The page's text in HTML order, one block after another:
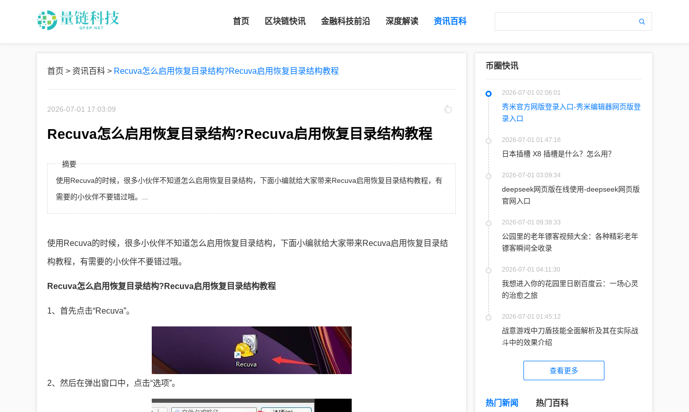
首页 区块链快讯 金融科技前沿 深度解读 资讯百科
首页 > 资讯百科 > Recuva怎么启用恢复目录结构?Recuva启用恢复目录结构教程
2026-07-01 17:03:09
Recuva怎么启用恢复目录结构?Recuva启用恢复目录结构教程
摘要
使用Recuva的时候，很多小伙伴不知道怎么启用恢复目录结构，下面小编就给大家带来Recuva启用恢复目录结构教程，有
需要的小伙伴不要错过哦。...
使用Recuva的时候，很多小伙伴不知道怎么启用恢复目录结构，下面小编就给大家带来Recuva启用恢复目录结
构教程，有需要的小伙伴不要错过哦。
Recuva怎么启用恢复目录结构?Recuva启用恢复目录结构教程
1、首先点击“Recuva”。
2、然后在弹出窗口中，点击“选项”。
币圈快讯
2026-07-01 02:06:01
秀米官方网版登录入口-秀米编辑器网页版登
录入口
2026-07-01 01:47:16
日本插槽 X8 插槽是什么？怎么用？
2026-07-01 03:09:34
deepseek网页版在线使用-deepseek网页版
官网入口
2026-07-01 09:38:33
公园里的老年镖客视频大全：各种精彩老年
镖客瞬间全收录
2026-07-01 04:11:30
我想进入你的花园里日剧百度云：一场心灵
的治愈之旅
2026-07-01 01:45:12
战意游戏中刀盾技能全面解析及其在实际战
斗中的效果介绍
查看更多
热门新闻 热门百科